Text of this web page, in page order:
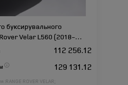
буксирувального
Velar L560 (2018-
112 256.12
129 131.12
: RANGE ROVER VELAR;